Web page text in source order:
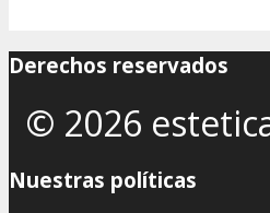
Derechos reservados
© 2026
Nuestras políticas